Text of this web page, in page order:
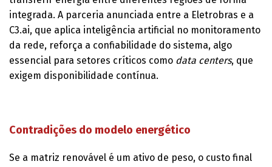
integrada. A parceria anunciada entre a Eletrobras e a
C3.ai, que aplica inteligência artificial no monitoramento
da rede, reforça a confiabilidade do sistema, algo
essencial para setores críticos como data centers, que
exigem disponibilidade contínua.
Contradições do modelo energético
Se a matriz renovável é um ativo de peso, o custo final